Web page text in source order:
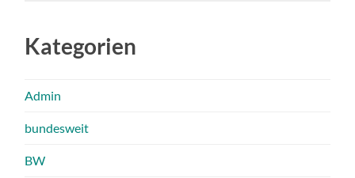
Kategorien
Admin
bundesweit
BW